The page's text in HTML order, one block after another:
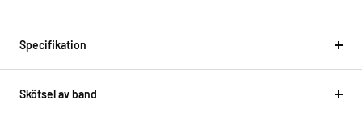
Specifikation
Skötsel av band